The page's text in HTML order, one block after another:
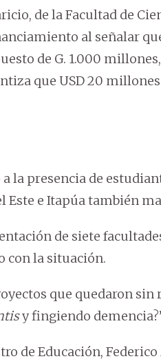
de la Facultad de
al señalar
de G. 1.000
que USD 20
la presencia de
Este e Itapúa también
de siete
con la situación.
que quedaron
y fingiendo
de Educación,